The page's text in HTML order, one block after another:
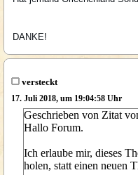
DANKE!
versteckt
17. Juli 2018, um 19:04:58 Uhr
Geschrieben von Zitat
Hallo Forum.
Ich erlaube mir, dieses
holen, statt einen neuen